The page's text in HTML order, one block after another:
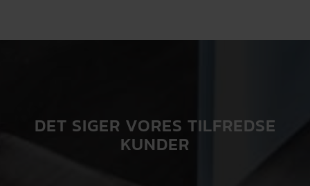
DET SIGER VORES TILFREDSE
KUNDER